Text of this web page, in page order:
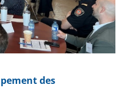
des